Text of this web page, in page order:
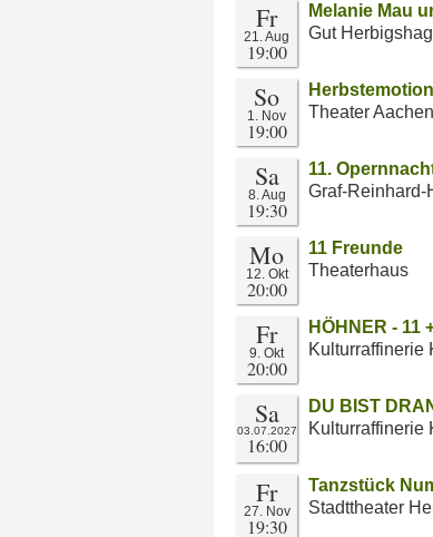
Fr
21. Aug
19:00
Melanie Mau
Gut
So
1. Nov
19:00
Theater Aachen
Sa
8. Aug
19:30
11.
Graf-Reinhard-
Mo
12. Okt
20:00
11 Freunde
Theaterhaus
Fr
9. Okt
20:00
HÖHNER - 11
Kulturraffinerie
Sa
03.07.2027
16:00
DU BIST
Kulturraffinerie
Fr
27. Nov
19:30
Tanzstück
Stadttheater